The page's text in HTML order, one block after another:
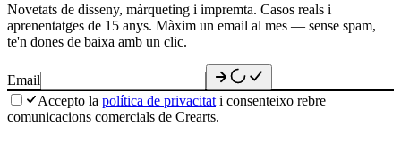
Novetats de disseny, màrqueting i impremta. Casos reals i
aprenentatges de 15 anys. Màxim un email al mes — sense spam,
te'n dones de baixa amb un clic.
Email
Accepto la política de privacitat i consenteixo rebre
comunicacions comercials de Crearts.